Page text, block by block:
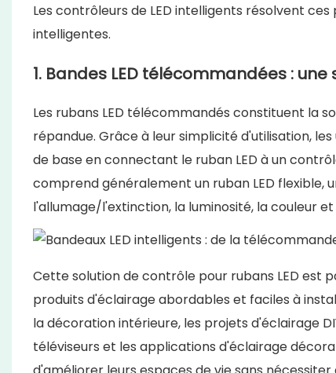
Les contrôleurs de LED intelligents résolvent
intelligentes.
1. Bandes LED télécommandées :
Les rubans LED télécommandés constituent la
répandue. Grâce à leur simplicité d'utilisation,
de base en connectant le ruban LED à un
comprend généralement un ruban LED
l'allumage/l'extinction, la luminosité, la couleur
Cette solution de contrôle pour rubans LED
produits d'éclairage abordables et faciles à
la décoration intérieure, les projets d'éclairage
téléviseurs et les applications d'éclairage